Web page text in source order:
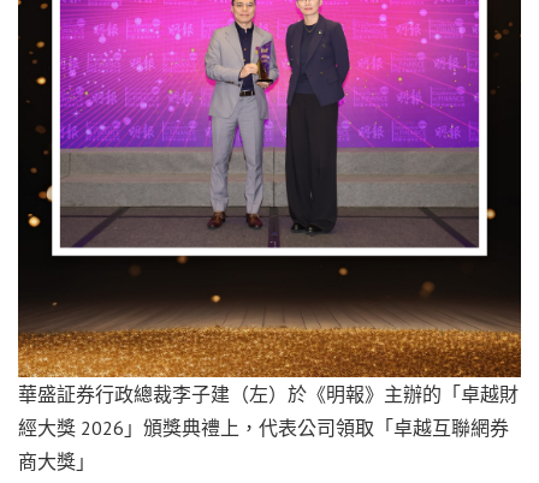
華盛証券行政總裁李子建（左）於《明報》主辦的「卓越財
經大獎 2026」頒獎典禮上，代表公司領取「卓越互聯網券
商大獎」